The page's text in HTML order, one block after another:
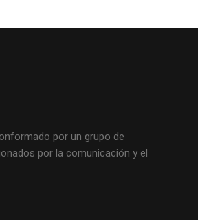
por un grupo de
por la comunicación y el